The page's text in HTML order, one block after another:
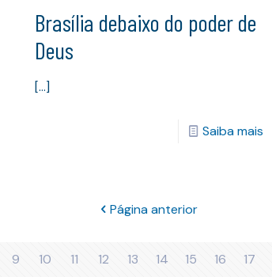
Brasília debaixo do poder de
Deus
[…]
Saiba mais
Página anterior
9 10 11 12 13 14 15 16 17